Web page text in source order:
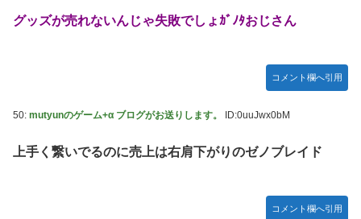
グッズが売れないんじゃ失敗でしょｶﾞﾉﾀおじさん
コメント欄へ引用
50: mutyunのゲーム+α ブログがお送りします。 ID:0uuJwx0bM
上手く繋いでるのに売上は右肩下がりのゼノブレイド
コメント欄へ引用